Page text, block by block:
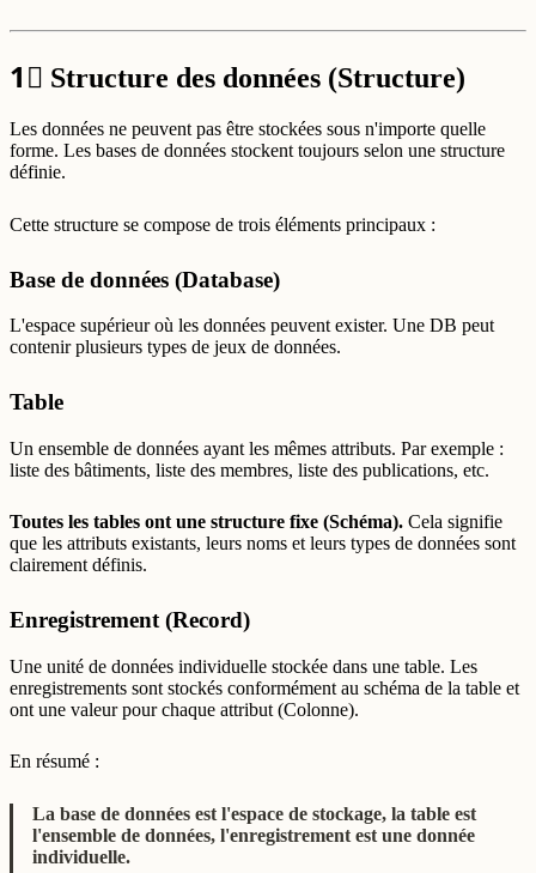
1⃣ Structure des données (Structure)
Les données ne peuvent pas être stockées sous n'importe quelle
forme. Les bases de données stockent toujours selon une structure
définie.
Cette structure se compose de trois éléments principaux :
Base de données (Database)
L'espace supérieur où les données peuvent exister. Une DB peut
contenir plusieurs types de jeux de données.
Table
Un ensemble de données ayant les mêmes attributs. Par exemple :
liste des bâtiments, liste des membres, liste des publications, etc.
Toutes les tables ont une structure fixe (Schéma). Cela signifie
que les attributs existants, leurs noms et leurs types de données sont
clairement définis.
Enregistrement (Record)
Une unité de données individuelle stockée dans une table. Les
enregistrements sont stockés conformément au schéma de la table et
ont une valeur pour chaque attribut (Colonne).
En résumé :
La base de données est l'espace de stockage, la table est
l'ensemble de données, l'enregistrement est une donnée
individuelle.